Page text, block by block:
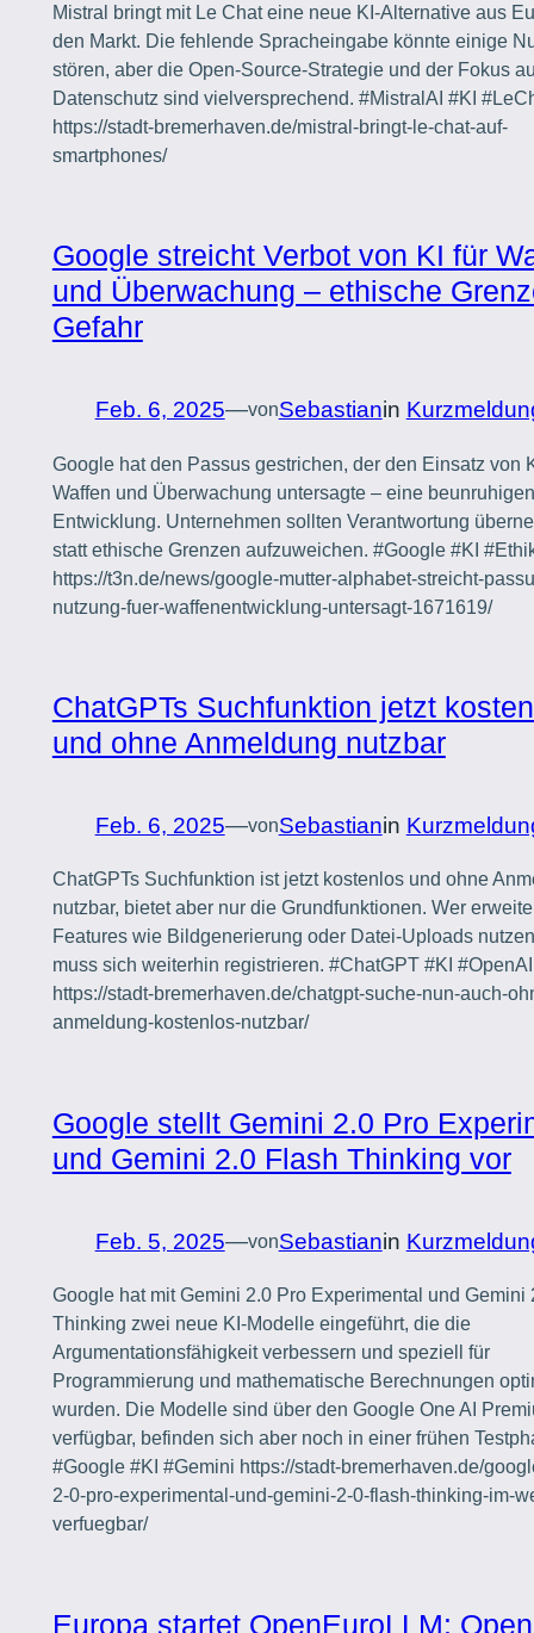
Mistral bringt mit Le Chat eine neue KI-Alternative aus
den Markt. Die fehlende Spracheingabe könnte einige
stören, aber die Open-Source-Strategie und der Fokus
Datenschutz sind vielversprechend. #MistralAI #KI
https://stadt-bremerhaven.de/mistral-bringt-le-chat-auf-
smartphones/
Google streicht Verbot von KI für
und Überwachung – ethische
Gefahr
Feb. 6, 2025—vonSebastianin
Google hat den Passus gestrichen, der den Einsatz von
Waffen und Überwachung untersagte – eine
Entwicklung. Unternehmen sollten Verantwortung
statt ethische Grenzen aufzuweichen. #Google #KI
https://t3n.de/news/google-mutter-alphabet-streicht-
nutzung-fuer-waffenentwicklung-untersagt-1671619/
ChatGPTs Suchfunktion jetzt
und ohne Anmeldung nutzbar
Feb. 6, 2025—vonSebastianin
ChatGPTs Suchfunktion ist jetzt kostenlos und ohne
nutzbar, bietet aber nur die Grundfunktionen. Wer
Features wie Bildgenerierung oder Datei-Uploads
muss sich weiterhin registrieren. #ChatGPT #KI #OpenAI
https://stadt-bremerhaven.de/chatgpt-suche-nun-auch-
anmeldung-kostenlos-nutzbar/
Google stellt Gemini 2.0 Pro
und Gemini 2.0 Flash Thinking vor
Feb. 5, 2025—vonSebastianin
Google hat mit Gemini 2.0 Pro Experimental und Gemini
Thinking zwei neue KI-Modelle eingeführt, die die
Argumentationsfähigkeit verbessern und speziell für
Programmierung und mathematische Berechnungen
wurden. Die Modelle sind über den Google One AI
verfügbar, befinden sich aber noch in einer frühen
#Google #KI #Gemini https://stadt-bremerhaven.de/
2-0-pro-experimental-und-gemini-2-0-flash-thinking-im-
verfuegbar/
Europa startet OpenEuroLLM: